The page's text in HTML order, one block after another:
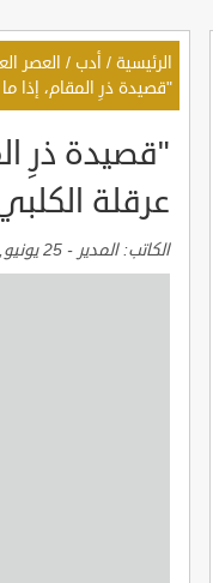
الرئيسية / أدب / العصر
"قصيدة ذرِ المقام، إذا
"قصيدة ذرِ
عرقلة
الكاتب:المدير - 25 يونيو, 2022